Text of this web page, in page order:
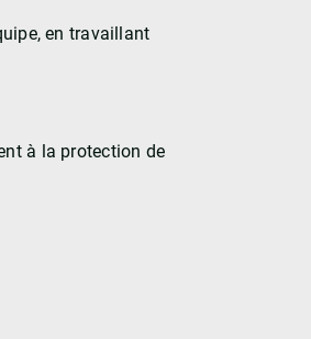
en travaillant
à la protection de